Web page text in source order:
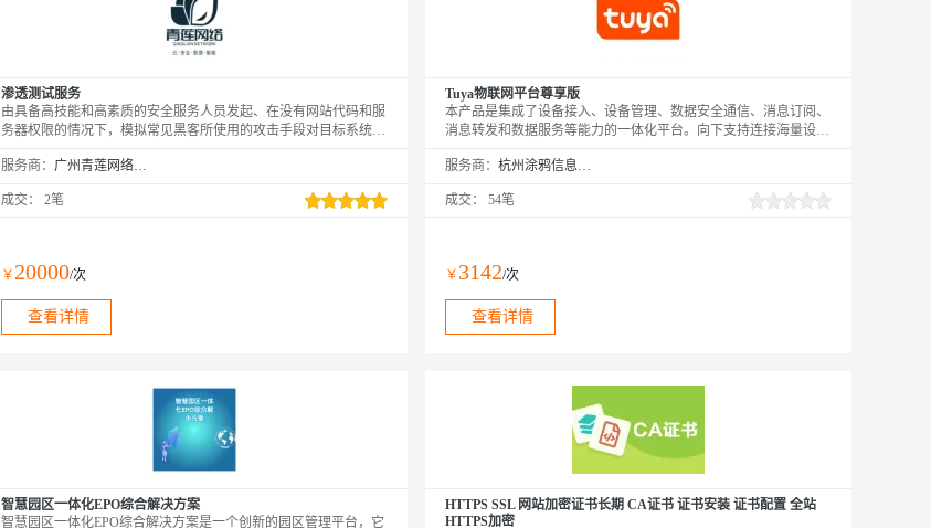
渗透测试服务
由具备高技能和高素质的安全服务人员发起、在没有网站代码和服
务器权限的情况下，模拟常见黑客所使用的攻击手段对目标系统进
安全性。
服务商： 广州青莲网络科技有限公司
成交： 2笔
￥ 20000/次
查看详情
Tuya物联网平台尊享版
本产品是集成了设备接入、设备管理、数据安全通信、消息订阅、
消息转发和数据服务等能力的一体化平台。向下支持连接海量设
SDK调用云端API将指令下发至设备端，实现远程控制。依托涂鸦
关 PaaS 服务，帮助开发者快速构建智慧解决方案，完成从信息化
服务商： 杭州涂鸦信息技术有限公司
成交： 54笔
￥ 3142/次
查看详情
智慧园区一体化EPO综合解决方案
智慧园区一体化EPO综合解决方案是一个创新的园区管理平台，它
HTTPS SSL 网站加密证书长期 CA证书 证书安装 证书配置 全站
HTTPS加密